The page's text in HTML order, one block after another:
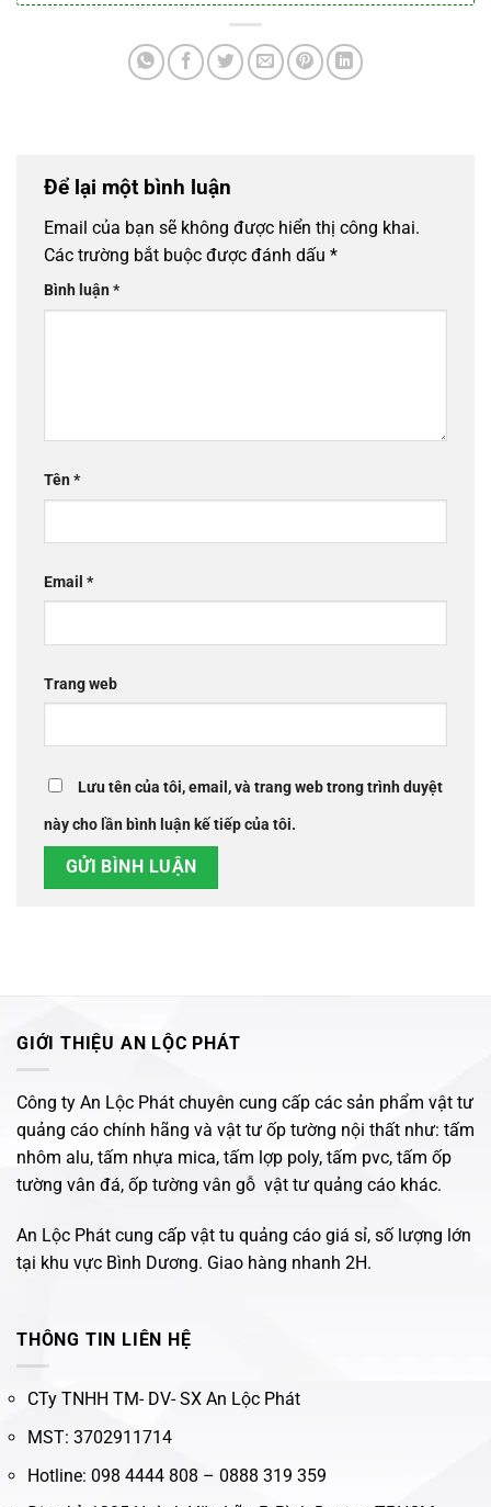
Để lại một bình luận
Email của bạn sẽ không được hiển thị công khai.
Các trường bắt buộc được đánh dấu *
Bình luận*
Tên*
Email *
Trang web
Lưu tên của tôi, email, và trang web trong trình duyệt
này cho lần bình luận kế tiếp của tôi.
GIỚI THIỆU AN LỘC PHÁT
Công ty An Lộc Phát chuyên cung cấp các sản phẩm vật tư
quảng cáo chính hãng và vật tư ốp tường nội thất như: tấm
nhôm alu, tấm nhựa mica, tấm lợp poly, tấm pvc, tấm ốp
tường vân đá, ốp tường vân gỗ vật tư quảng cáo khác.
An Lộc Phát cung cấp vật tu quảng cáo giá sỉ, số lượng lớn
tại khu vực Bình Dương. Giao hàng nhanh 2H.
THÔNG TIN LIÊN HỆ
CTy TNHH TM- DV- SX An Lộc Phát
MST: 3702911714
Hotline: 098 4444 808 – 0888 319 359